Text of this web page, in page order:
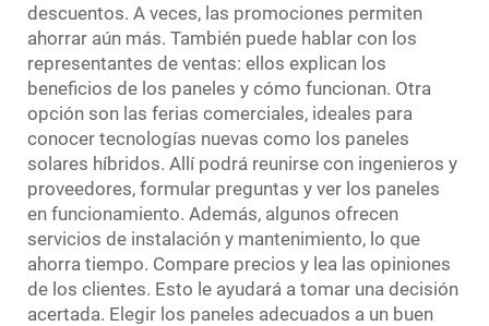
descuentos. A veces, las promociones permiten
ahorrar aún más. También puede hablar con los
representantes de ventas: ellos explican los
beneficios de los paneles y cómo funcionan. Otra
opción son las ferias comerciales, ideales para
conocer tecnologías nuevas como los paneles
solares híbridos. Allí podrá reunirse con ingenieros y
proveedores, formular preguntas y ver los paneles
en funcionamiento. Además, algunos ofrecen
servicios de instalación y mantenimiento, lo que
ahorra tiempo. Compare precios y lea las opiniones
de los clientes. Esto le ayudará a tomar una decisión
acertada. Elegir los paneles adecuados a un buen